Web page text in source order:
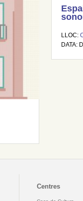
LLOC:
DATA:
Centres